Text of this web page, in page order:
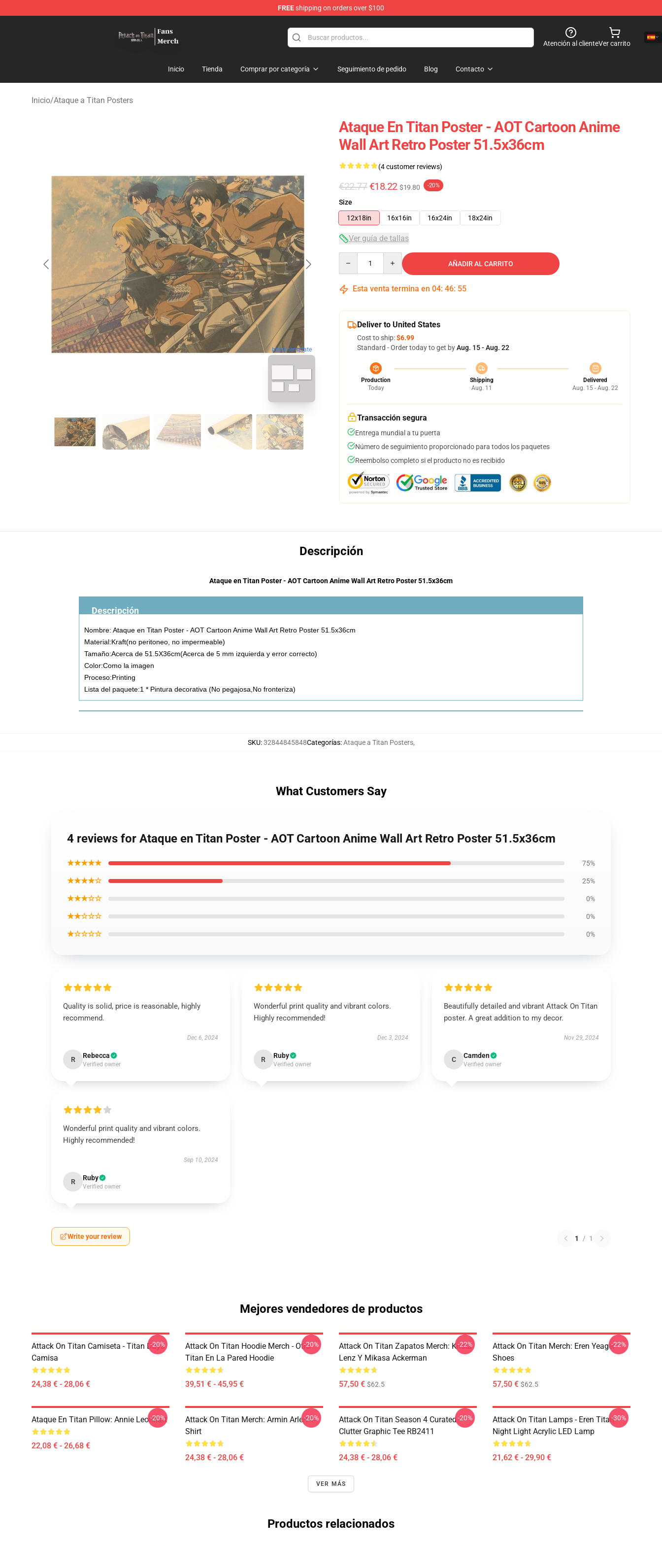
FREEshipping on orders over $100
Atención al clienteVer carrito
Inicio Tienda Comprar por categoría Seguimiento de pedido Blog Contacto
Inicio/Ataque a Titan Posters
blank template
Ataque En Titan Poster - AOT Cartoon Anime
Wall Art Retro Poster 51.5x36cm
(4 customer reviews)
€22.77 €18.22 $19.80 -20%
Size
12x18in
16x16in 16x24in 18x24in
Ver guía de tallas
AÑADIR AL CARRITO
Esta venta termina en 04: 46: 54
Deliver to United States
Cost to ship:$6.99
Standard - Order today to get byAug. 15 - Aug. 22
Production
Today
Shipping
Aug. 11
Delivered
Aug. 15 - Aug. 22
Transacción segura
Entrega mundial a tu puerta
Número de seguimiento proporcionado para todos los paquetes
Reembolso completo si el producto no es recibido
Descripción
Ataque en Titan Poster - AOT Cartoon Anime Wall Art Retro Poster 51.5x36cm
Descripción
Nombre: Ataque en Titan Poster - AOT Cartoon Anime Wall Art Retro Poster 51.5x36cm
Material:Kraft(no peritoneo, no impermeable)
Tamaño:Acerca de 51.5X36cm(Acerca de 5 mm izquierda y error correcto)
Color:Como la imagen
Proceso:Printing
Lista del paquete:1 * Pintura decorativa (No pegajosa,No fronteriza)
SKU:32844845848Categorías:Ataque a Titan Posters,
What Customers Say
4 reviews for Ataque en Titan Poster - AOT Cartoon Anime Wall Art Retro Poster 51.5x36cm
★★★★★ 75%
★★★★☆ 25%
★★★☆☆ 0%
★★☆☆☆ 0%
★☆☆☆☆ 0%
Quality is solid, price is reasonable, highly
recommend.
Dec 6, 2024
R Rebecca
Verified owner
Wonderful print quality and vibrant colors.
Highly recommended!
Dec 3, 2024
R Ruby
Verified owner
Beautifully detailed and vibrant Attack On Titan
poster. A great addition to my decor.
Nov 29, 2024
C Camden
Verified owner
Wonderful print quality and vibrant colors.
Highly recommended!
Sep 10, 2024
R Ruby
Verified owner
Write your review 1 / 1
Mejores vendedores de productos
Attack On Titan Camiseta - Titan Days
Camisa
24,38 € - 28,06 €
-20%
Attack On Titan Hoodie Merch - Otro
Titan En La Pared Hoodie
39,51 € - 45,95 €
-20%
Attack On Titan Zapatos Merch: Krista
Lenz Y Mikasa Ackerman
57,50 € $62.5
-22%
Attack On Titan Merch: Eren Yeager
Shoes
57,50 € $62.5
-22%
Ataque En Titan Pillow: Annie Leonhart
22,08 € - 26,68 €
-20%
Attack On Titan Merch: Armin Arlert T-
Shirt
24,38 € - 28,06 €
-20%
Attack On Titan Season 4 Curated
Clutter Graphic Tee RB2411
24,38 € - 28,06 €
-20%
Attack On Titan Lamps - Eren Titan
Night Light Acrylic LED Lamp
21,62 € - 29,90 €
-30%
VER MÁS
Productos relacionados